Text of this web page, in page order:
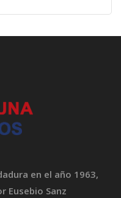
en el año 1963,
Eusebio Sanz